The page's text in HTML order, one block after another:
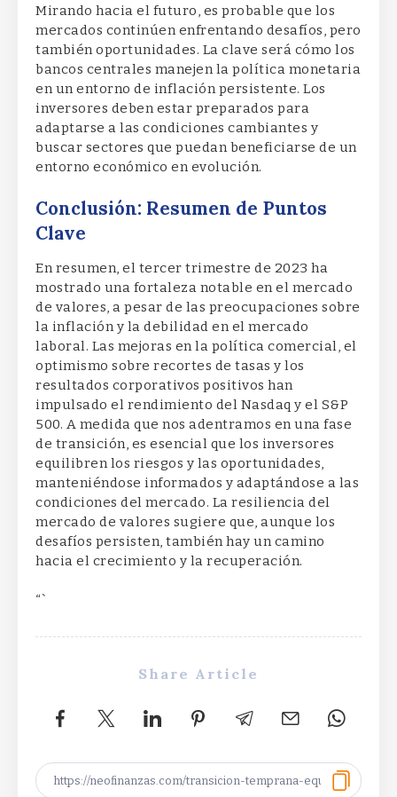
Mirando hacia el futuro, es probable que los
mercados continúen enfrentando desafíos, pero
también oportunidades. La clave será cómo los
bancos centrales manejen la política monetaria
en un entorno de inflación persistente. Los
inversores deben estar preparados para
adaptarse a las condiciones cambiantes y
buscar sectores que puedan beneficiarse de un
entorno económico en evolución.
Conclusión: Resumen de Puntos
Clave
En resumen, el tercer trimestre de 2023 ha
mostrado una fortaleza notable en el mercado
de valores, a pesar de las preocupaciones sobre
la inflación y la debilidad en el mercado
laboral. Las mejoras en la política comercial, el
optimismo sobre recortes de tasas y los
resultados corporativos positivos han
impulsado el rendimiento del Nasdaq y el S&P
500. A medida que nos adentramos en una fase
de transición, es esencial que los inversores
equilibren los riesgos y las oportunidades,
manteniéndose informados y adaptándose a las
condiciones del mercado. La resiliencia del
mercado de valores sugiere que, aunque los
desafíos persisten, también hay un camino
hacia el crecimiento y la recuperación.
“`
Share Article